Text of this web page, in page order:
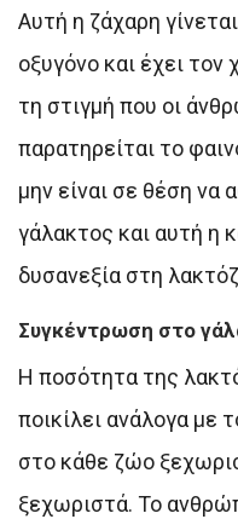
Αυτή η ζάχαρη
οξυγόνο και έχει
τη στιγμή που οι
παρατηρείται το
μην είναι σε θέση
γάλακτος και αυτή η
δυσανεξία στη
Συγκέντρωση στο
Η ποσότητα της
ποικίλει ανάλογα με
στο κάθε ζώο
ξεχωριστά. Το